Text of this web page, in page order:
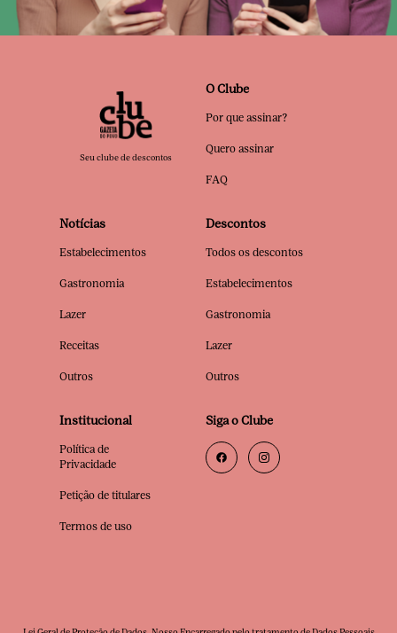
Seu clube de descontos
O Clube
Por que assinar?
Quero assinar
FAQ
Notícias
Estabelecimentos
Gastronomia
Lazer
Receitas
Outros
Descontos
Todos os descontos
Estabelecimentos
Gastronomia
Lazer
Outros
Institucional
Política de
Privacidade
Petição de titulares
Termos de uso
Siga o Clube